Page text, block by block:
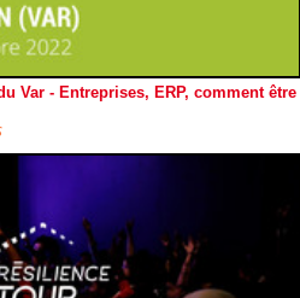
Var - Entreprises, ERP, comment être